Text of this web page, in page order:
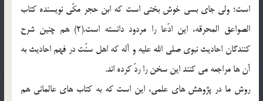
است؛ ولي جاي بسي خوش بختي است كه ابن حجر مكّي نويسنده كتاب
الصواعق المحرقه، اين ادّعا را مردود دانسته است.(2) هم چنين شرح
كنندگان احاديث نبوي صلي الله عليه و آله كه اهل سنّت در فهم احاديث به
آن ها مراجعه مي كنند اين سخن را ردّ كرده اند.
روش ما در پژوهش هاي علمي، اين است كه به كتاب هاي عالماني هم